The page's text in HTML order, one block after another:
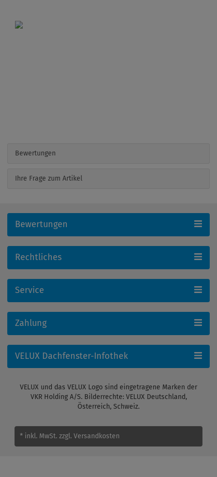
Bewertungen
Ihre Frage zum Artikel
Bewertungen
Rechtliches
Service
Zahlung
VELUX Dachfenster-Infothek
VELUX und das VELUX Logo sind eingetragene Marken der
VKR Holding A/S. Bilderrechte: VELUX Deutschland,
Österreich, Schweiz.
* inkl. MwSt. zzgl. Versandkosten